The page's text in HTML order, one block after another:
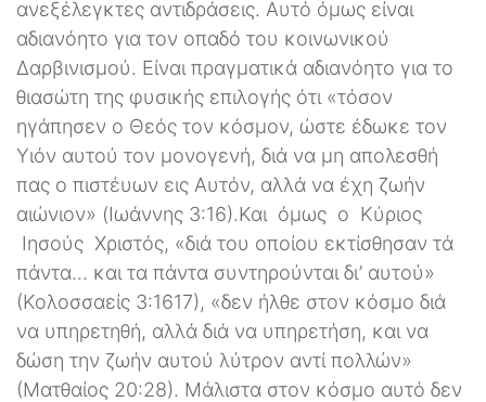
ανεξέλεγκτες αντιδράσεις. Αυτό όμως είναι
αδιανόητο για τον οπαδό του κοινωνικού
Δαρβινισμού. Είναι πραγματικά αδιανόητο για το
θιασώτη της φυσικής επιλογής ότι «τόσον
ηγάπησεν ο Θεός τον κόσμον, ώστε έδωκε τον
Υιόν αυτού τον μονογενή, διά να μη απολεσθή
πας ο πιστέυων εις Αυτόν, αλλά να έχη ζωήν
αιώνιον» (Ιωάννης 3:16).Και όμως ο Κύριος
Ιησούς Χριστός, «διά του οποίου εκτίσθησαν τά
πάντα... και τα πάντα συντηρούνται δι’ αυτού»
(Κολοσσαείς 3:1617), «δεν ήλθε στον κόσμο διά
να υπηρετηθή, αλλά διά να υπηρετήση, και να
δώση την ζωήν αυτού λύτρον αντί πολλών»
(Ματθαίος 20:28). Μάλιστα στον κόσμο αυτό δεν